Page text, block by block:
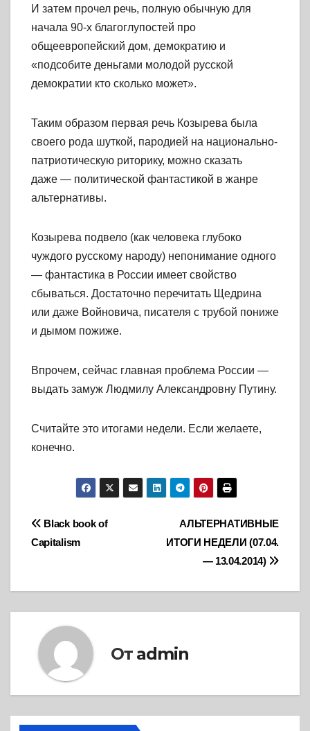
И затем прочел речь, полную обычную для
начала 90-х благоглупостей про
общеевропейский дом, демократию и
«подсобите деньгами молодой русской
демократии кто сколько может».
Таким образом первая речь Козырева была
своего рода шуткой, пародией на национально-
патриотическую риторику, можно сказать
даже — политической фантастикой в жанре
альтернативы.
Козырева подвело (как человека глубоко
чуждого русскому народу) непонимание одного
— фантастика в России имеет свойство
сбываться. Достаточно перечитать Щедрина
или даже Войновича, писателя с трубой пониже
и дымом пожиже.
Впрочем, сейчас главная проблема России —
выдать замуж Людмилу Александровну Путину.
Считайте это итогами недели. Если желаете,
конечно.
Навигация
по
записям
АЛЬТЕРНАТИВНЫЕ
ИТОГИ НЕДЕЛИ (07.04.
— 13.04.2014)
Black book of
Capitalism
От admin